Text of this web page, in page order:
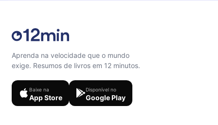
Aprenda na velocidade que o mundo
exige. Resumos de livros em 12 minutos.
Baixe na
App Store
Disponível no
Google Play